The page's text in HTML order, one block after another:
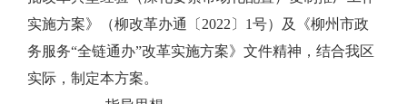
实施方案》（柳改革办通〔 2022 〕 1号）及《柳州市政
务服务“全链通办”改革实施方案》文件精神，结合我区
实际，制定本方案。